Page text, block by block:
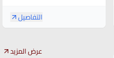
التفاصيل
عرض المزيد